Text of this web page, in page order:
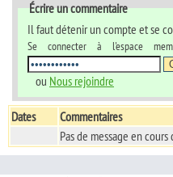
Écrire un commentaire
Il faut détenir un compte et se
Se connecter à l'espace
ou Nous rejoindre
Dates
Commentaires
Pas de message en